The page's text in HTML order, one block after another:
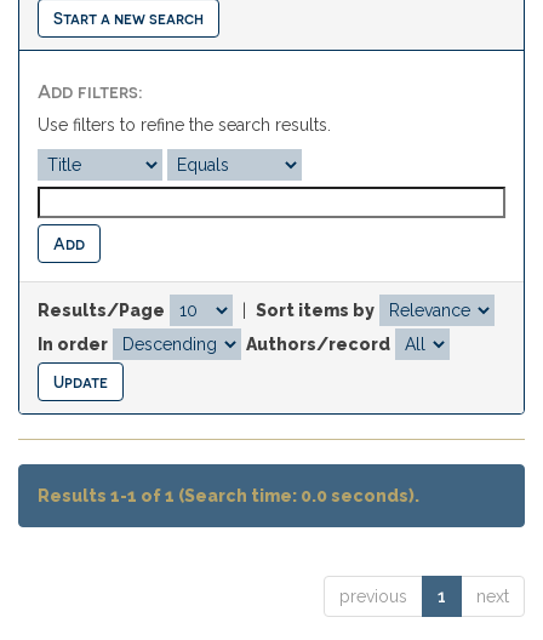
Start a new search
Add filters:
Use filters to refine the search results.
Results/Page
Sort items by
In order
Authors/record
Results 1-1 of 1 (Search time: 0.0 seconds).
previous 1 next